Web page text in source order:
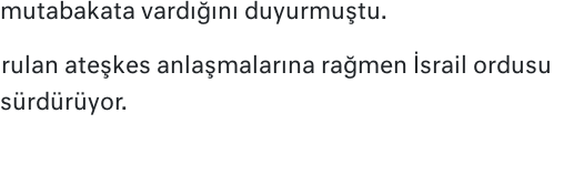
vardığını duyurmuştu.
ateşkes anlaşmalarına rağmen İsrail ordusu
sürdürüyor.